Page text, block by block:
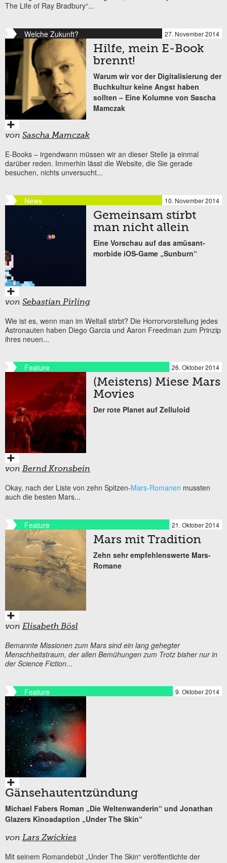
The Life of Ray Bradbury“...
Welche Zukunft? 27. November 2014
Hilfe, mein E-Book
brennt!
Warum wir vor der Digitalisierung der
Buchkultur keine Angst haben
sollten – Eine Kolumne von Sascha
Mamczak
von Sascha Mamczak
E-Books – irgendwann müssen wir an dieser Stelle ja einmal
darüber reden. Immerhin lässt die Website, die Sie gerade
besuchen, nichts unversucht...
News 10. November 2014
Gemeinsam stirbt
man nicht allein
Eine Vorschau auf das amüsant-
morbide iOS-Game „Sunburn“
von Sebastian Pirling
Wie ist es, wenn man im Weltall stirbt? Die Horrorvorstellung jedes
Astronauten haben Diego Garcia und Aaron Freedman zum Prinzip
ihres neuen...
Feature 26. Oktober 2014
(Meistens) Miese Mars
Movies
Der rote Planet auf Zelluloid
von Bernd Kronsbein
Okay, nach der Liste von zehn Spitzen-Mars-Romanen mussten
auch die besten Mars...
Feature 21. Oktober 2014
Mars mit Tradition
Zehn sehr empfehlenswerte Mars-
Romane
von Elisabeth Bösl
Bemannte Missionen zum Mars sind ein lang gehegter
Menschheitstraum, der allen Bemühungen zum Trotz bisher nur in
der Science Fiction...
Feature 9. Oktober 2014
Gänsehautentzündung
Michael Fabers Roman „Die Weltenwanderin“ und Jonathan
Glazers Kinoadaption „Under The Skin“
von Lars Zwickies
Mit seinem Romandebüt „Under The Skin“ veröffentlichte der